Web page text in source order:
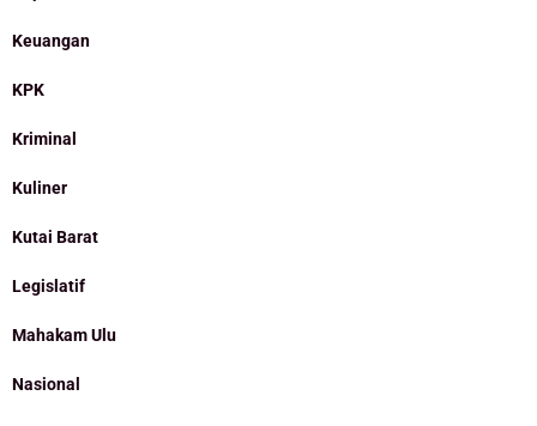
Keuangan
KPK
Kriminal
Kuliner
Kutai Barat
Legislatif
Mahakam Ulu
Nasional